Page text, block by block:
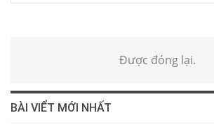
Được đóng lại.
BÀI VIỂT MỚI NHẤT